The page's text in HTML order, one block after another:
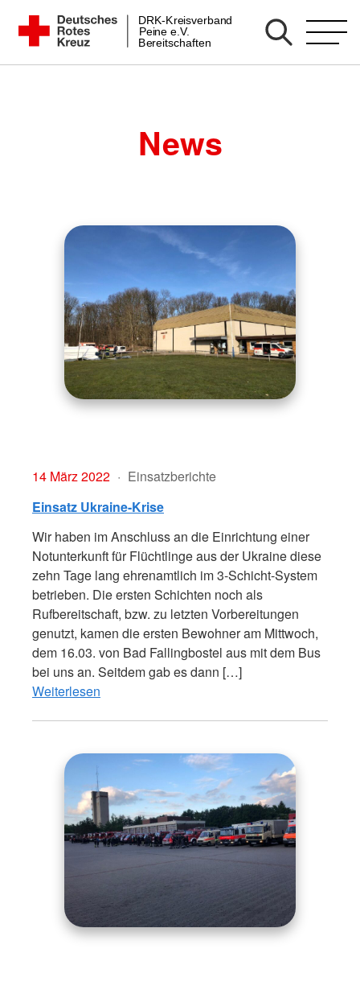
Zum
Inhalt
springen
DRK Bereitschaft Peine
Bereitschaften
Peine e.V.
DRK-Kreisverband
News
14 März 2022
Einsatzberichte
Einsatz Ukraine-Krise
Wir haben im Anschluss an die Einrichtung einer
Notunterkunft für Flüchtlinge aus der Ukraine diese
zehn Tage lang ehrenamtlich im 3-Schicht-System
betrieben. Die ersten Schichten noch als
Rufbereitschaft, bzw. zu letzten Vorbereitungen
genutzt, kamen die ersten Bewohner am Mittwoch,
dem 16.03. von Bad Fallingbostel aus mit dem Bus
bei uns an. Seitdem gab es dann […]
Weiterlesen